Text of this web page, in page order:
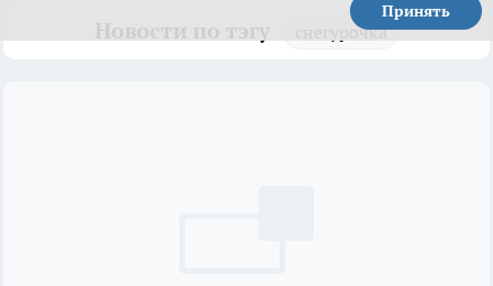
Принять
снегурочка